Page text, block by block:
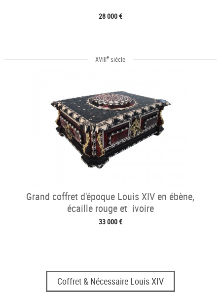
28 000 €
XVIIIe siècle
Grand coffret d'époque Louis XIV en ébène,
écaille rouge et ivoire
33 000 €
Coffret & Nécessaire Louis XIV